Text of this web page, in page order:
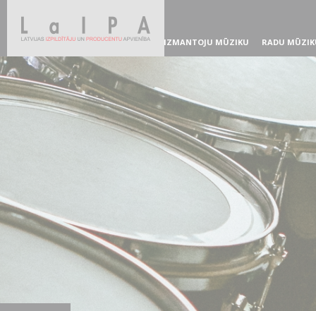
IZMANTOJU MŪZIKU RADU